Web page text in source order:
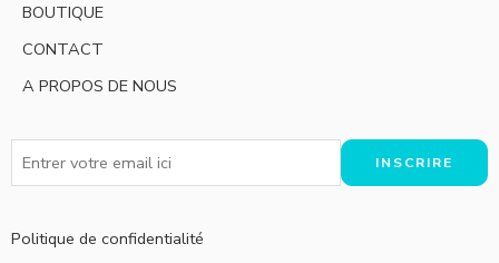
BOUTIQUE
CONTACT
A PROPOS DE NOUS
Politique de confidentialité